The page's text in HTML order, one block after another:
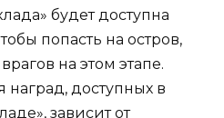
будет доступна
попасть на остров,
на этом этапе.
наград, доступных в
зависит от